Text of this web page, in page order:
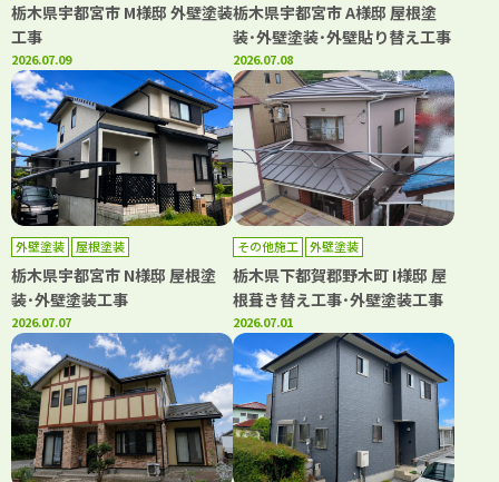
栃木県宇都宮市 M様邸 外壁塗装
工事
2026.07.09
栃木県宇都宮市 A様邸 屋根塗
装･外壁塗装･外壁貼り替え工事
2026.07.08
外壁塗装 屋根塗装
栃木県宇都宮市 N様邸 屋根塗
装･外壁塗装工事
2026.07.07
その他施工 外壁塗装
栃木県下都賀郡野木町 I様邸 屋
根葺き替え工事･外壁塗装工事
2026.07.01